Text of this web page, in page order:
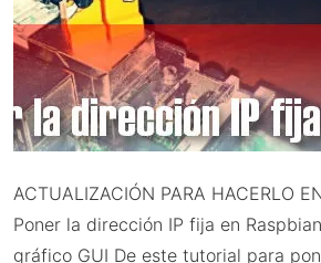
ACTUALIZACIÓN PARA HACERLO
Poner la dirección IP fija en
gráfico GUI De este tutorial para